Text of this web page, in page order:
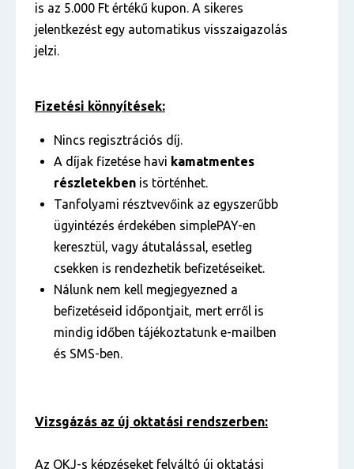
is az 5.000 Ft értékű kupon. A sikeres
jelentkezést egy automatikus visszaigazolás
jelzi.
Fizetési könnyítések:
Nincs regisztrációs díj.
A díjak fizetése havi kamatmentes
részletekben is történhet.
Tanfolyami résztvevőink az egyszerűbb
ügyintézés érdekében simplePAY-en
keresztül, vagy átutalással, esetleg
csekken is rendezhetik befizetéseiket.
Nálunk nem kell megjegyezned a
befizetéseid időpontjait, mert erről is
mindig időben tájékoztatunk e-mailben
és SMS-ben.
Vizsgázás az új oktatási rendszerben:
Az OKJ-s képzéseket felváltó új oktatási